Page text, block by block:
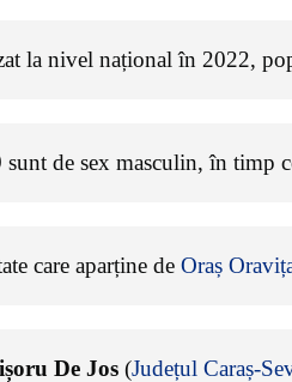
la nivel național în 2022,
sunt de sex masculin, în timp
care aparține de Oraș
De Jos (Județul Caraș-